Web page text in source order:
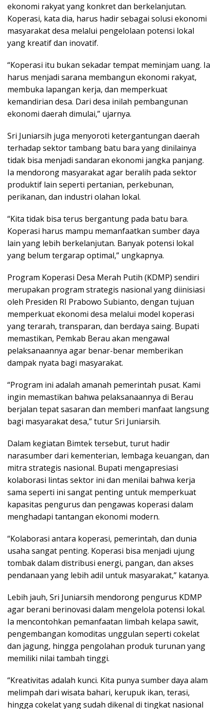
ekonomi rakyat yang konkret dan berkelanjutan.
Koperasi, kata dia, harus hadir sebagai solusi ekonomi
masyarakat desa melalui pengelolaan potensi lokal
yang kreatif dan inovatif.
“Koperasi itu bukan sekadar tempat meminjam uang. Ia
harus menjadi sarana membangun ekonomi rakyat,
membuka lapangan kerja, dan memperkuat
kemandirian desa. Dari desa inilah pembangunan
ekonomi daerah dimulai,” ujarnya.
Sri Juniarsih juga menyoroti ketergantungan daerah
terhadap sektor tambang batu bara yang dinilainya
tidak bisa menjadi sandaran ekonomi jangka panjang.
Ia mendorong masyarakat agar beralih pada sektor
produktif lain seperti pertanian, perkebunan,
perikanan, dan industri olahan lokal.
“Kita tidak bisa terus bergantung pada batu bara.
Koperasi harus mampu memanfaatkan sumber daya
lain yang lebih berkelanjutan. Banyak potensi lokal
yang belum tergarap optimal,” ungkapnya.
Program Koperasi Desa Merah Putih (KDMP) sendiri
merupakan program strategis nasional yang diinisiasi
oleh Presiden RI Prabowo Subianto, dengan tujuan
memperkuat ekonomi desa melalui model koperasi
yang terarah, transparan, dan berdaya saing. Bupati
memastikan, Pemkab Berau akan mengawal
pelaksanaannya agar benar-benar memberikan
dampak nyata bagi masyarakat.
“Program ini adalah amanah pemerintah pusat. Kami
ingin memastikan bahwa pelaksanaannya di Berau
berjalan tepat sasaran dan memberi manfaat langsung
bagi masyarakat desa,” tutur Sri Juniarsih.
Dalam kegiatan Bimtek tersebut, turut hadir
narasumber dari kementerian, lembaga keuangan, dan
mitra strategis nasional. Bupati mengapresiasi
kolaborasi lintas sektor ini dan menilai bahwa kerja
sama seperti ini sangat penting untuk memperkuat
kapasitas pengurus dan pengawas koperasi dalam
menghadapi tantangan ekonomi modern.
“Kolaborasi antara koperasi, pemerintah, dan dunia
usaha sangat penting. Koperasi bisa menjadi ujung
tombak dalam distribusi energi, pangan, dan akses
pendanaan yang lebih adil untuk masyarakat,” katanya.
Lebih jauh, Sri Juniarsih mendorong pengurus KDMP
agar berani berinovasi dalam mengelola potensi lokal.
Ia mencontohkan pemanfaatan limbah kelapa sawit,
pengembangan komoditas unggulan seperti cokelat
dan jagung, hingga pengolahan produk turunan yang
memiliki nilai tambah tinggi.
“Kreativitas adalah kunci. Kita punya sumber daya alam
melimpah dari wisata bahari, kerupuk ikan, terasi,
hingga cokelat yang sudah dikenal di tingkat nasional